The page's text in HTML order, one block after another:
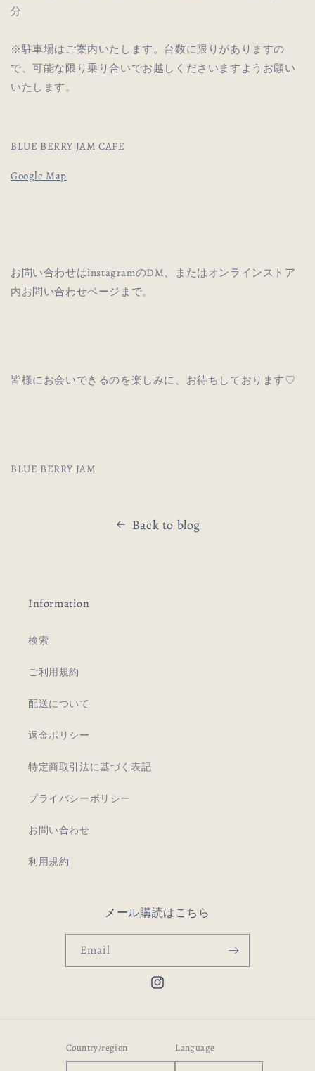
分
※駐車場はご案内いたします。台数に限りがありますの
で、可能な限り乗り合いでお越しくださいますようお願い
いたします。
BLUE BERRY JAM CAFE
Google Map
お問い合わせはinstagramのDM、またはオンラインストア
内お問い合わせページまで。
皆様にお会いできるのを楽しみに、お待ちしております♡
BLUE BERRY JAM
Back to blog
Information
検索
ご利用規約
配送について
返金ポリシー
特定商取引法に基づく表記
プライバシーポリシー
お問い合わせ
利用規約
メール購読はこちら
Email
Instagram
Country/region Language